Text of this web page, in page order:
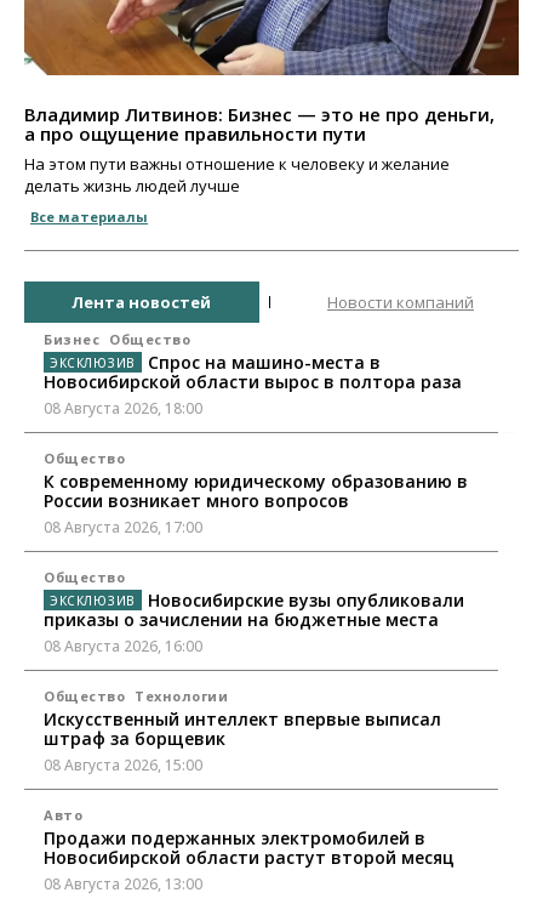
Владимир Литвинов: Бизнес — это не про деньги,
а про ощущение правильности пути
На этом пути важны отношение к человеку и желание
делать жизнь людей лучше
Все материалы
Лента новостей Новости компаний
Бизнес Общество
Спрос на машино-места в
Новосибирской области вырос в полтора раза
08 Августа 2026, 18:00
Общество
К современному юридическому образованию в
России возникает много вопросов
08 Августа 2026, 17:00
Общество
Новосибирские вузы опубликовали
приказы о зачислении на бюджетные места
08 Августа 2026, 16:00
Общество Технологии
Искусственный интеллект впервые выписал
штраф за борщевик
08 Августа 2026, 15:00
Авто
Продажи подержанных электромобилей в
Новосибирской области растут второй месяц
08 Августа 2026, 13:00